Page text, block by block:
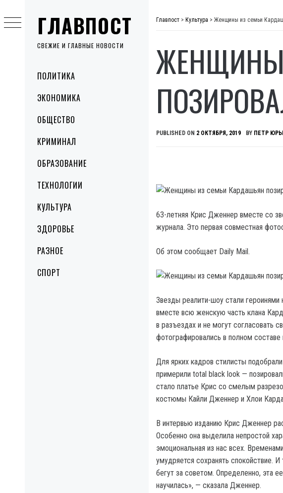
ГЛАВПОСТ
СВЕЖИЕ И ГЛАВНЫЕ НОВОСТИ
MenuПОЛИТИКА
ЭКОНОМИКА
ОБЩЕСТВО
КРИМИНАЛ
ОБРАЗОВАНИЕ
ТЕХНОЛОГИИ
КУЛЬТУРА
ЗДОРОВЬЕ
РАЗНОЕ
СПОРТ
to
content
Главпост > Культура > Женщины из семьи
ЖЕНЩИНЫ
PUBLISHED ON 2 ОКТЯБРЯ, 2019 BY ПЕТР
63-летняя Крис Дженнер вместе со
журнала. Это первая совместная
Об этом сообщает Daily Mail.
Звезды реалити-шоу стали героинями
вместе всю женскую часть клана
в разъездах и не могут согласовать
фотографировались в полном составе
Для ярких кадров стилисты
примерили total black look —
стало платье Крис со смелым
костюмы Кайли Дженнер и Хлои
В интервью изданию Крис Дженнер
Особенно она выделила непростой
эмоциональная из нас всех.
умудряется сохранять спокойствие.
бегут за советом. Определенно, эта
научилась», — сказала Дженнер.